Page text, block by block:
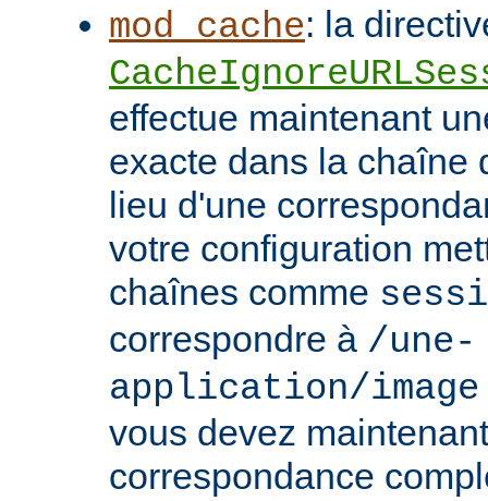
mod_cache: la
effectue maintenant
exacte dans la chaîne
lieu d'une
votre configuration
chaînes comme
correspondre à /une-
application/
vous devez
correspondance